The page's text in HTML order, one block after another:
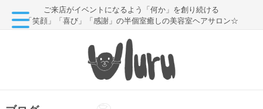
ご来店がイベントになるよう「何か」を創り続ける
「笑顔」「喜び」「感謝」の半個室癒しの美容室ヘアサロン☆